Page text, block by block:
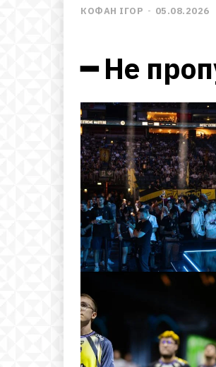
КОФАН ІГОР - 05.08.2026
━ Не